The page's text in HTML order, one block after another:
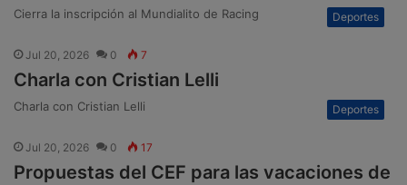
Cierra la inscripción al Mundialito de Racing Deportes
Jul 20, 2026 0 7
Charla con Cristian Lelli
Charla con Cristian Lelli Deportes
Jul 20, 2026 0 17
Propuestas del CEF para las vacaciones de